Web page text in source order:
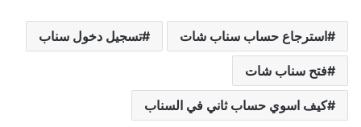
استرجاع حساب سناب شات تسجيل دخول سناب
فتح سناب شات
كيف اسوي حساب ثاني في السناب